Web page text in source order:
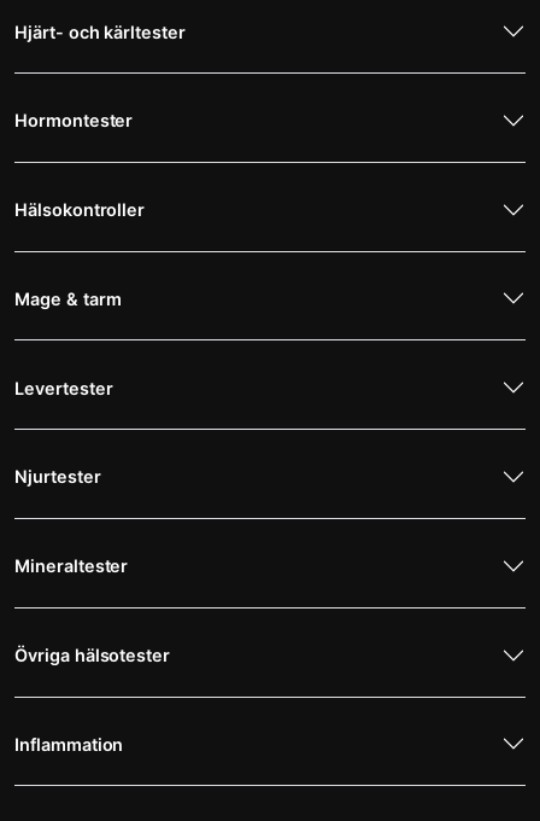
Hjärt- och kärltester
Hormontester
Hälsokontroller
Mage & tarm
Levertester
Njurtester
Mineraltester
Övriga hälsotester
Inflammation